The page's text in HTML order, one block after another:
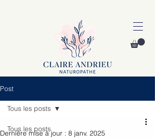
Post
Tous les posts
Tous les posts
Dernière mise à jour : 8 janv. 2025